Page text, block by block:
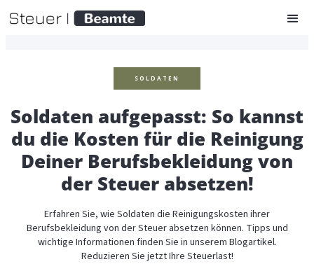
SOLDATEN
Soldaten aufgepasst: So kannst
du die Kosten für die Reinigung
Deiner Berufsbekleidung von
der Steuer absetzen!
Erfahren Sie, wie Soldaten die Reinigungskosten ihrer
Berufsbekleidung von der Steuer absetzen können. Tipps und
wichtige Informationen finden Sie in unserem Blogartikel.
Reduzieren Sie jetzt Ihre Steuerlast!